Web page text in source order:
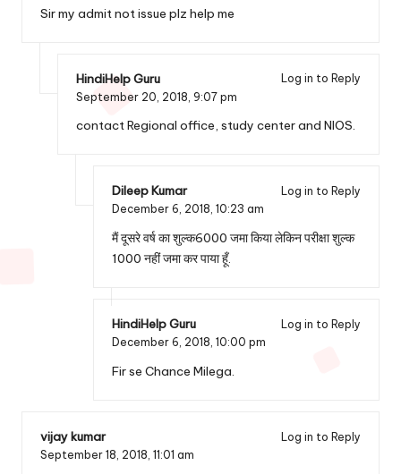
Sir my admit not issue plz help me
HindiHelp Guru
Log in to Reply
September 20, 2018, 9:07 pm
contact Regional office, study center and NIOS.
Dileep Kumar
Log in to Reply
December 6, 2018, 10:23 am
मैं दूसरे वर्ष का शुल्क6000 जमा किया लेकिन परीक्षा शुल्क
1000 नहीं जमा कर पाया हूँ.
HindiHelp Guru
Log in to Reply
December 6, 2018, 10:00 pm
Fir se Chance Milega.
vijay kumar
Log in to Reply
September 18, 2018, 11:01 am